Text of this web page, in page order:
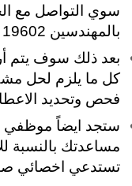
سوي التواصل مع
بالمهندسين 19602
بعد ذلك سوف يتم
كل ما يلزم لحل
فحص وتحديد
ستجد ايضاً موظفي
مساعدتك بالنسبة
تستدعي اخصائي